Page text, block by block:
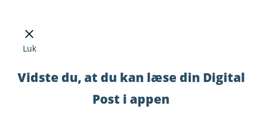
Luk
Vidste du, at du kan læse din Digital
Post i appen